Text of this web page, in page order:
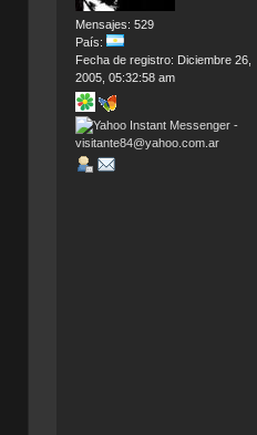
Mensajes: 529
País:
Fecha de registro: Diciembre 26,
2005, 05:32:58 am